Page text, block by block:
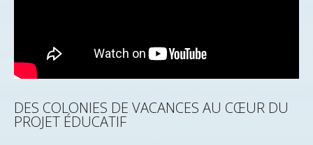
DES COLONIES DE VACANCES AU CŒUR DU
PROJET ÉDUCATIF